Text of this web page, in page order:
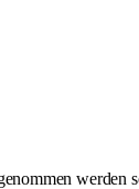
werden